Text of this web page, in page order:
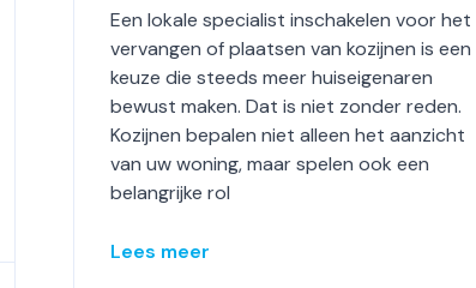
Een lokale specialist inschakelen voor het
vervangen of plaatsen van kozijnen is een
keuze die steeds meer huiseigenaren
bewust maken. Dat is niet zonder reden.
Kozijnen bepalen niet alleen het aanzicht
van uw woning, maar spelen ook een
belangrijke rol
Lees meer